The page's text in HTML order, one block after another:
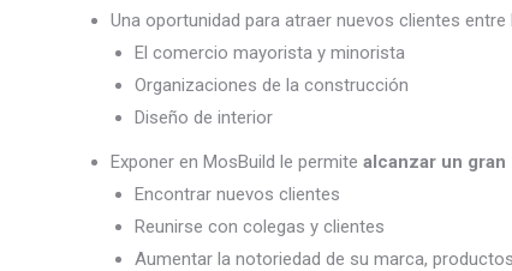
Una oportunidad para atraer nuevos clientes entre
El comercio mayorista y minorista
Organizaciones de la construcción
Diseño de interior
Exponer en MosBuild le permite alcanzar un
Encontrar nuevos clientes
Reunirse con colegas y clientes
Aumentar la notoriedad de su marca,